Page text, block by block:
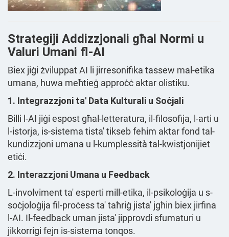
Strategiji Addizzjonali għal Normi u
Valuri Umani fl-AI
Biex jiġi żviluppat AI li jirresonifika tassew mal-etika
umana, huwa meħtieġ approċċ aktar olistiku.
1. Integrazzjoni ta' Data Kulturali u Soċjali
Billi l-AI jiġi espost għal-letteratura, il-filosofija, l-arti u
l-istorja, is-sistema tista' tikseb fehim aktar fond tal-
kundizzjoni umana u l-kumplessità tal-kwistjonijiet
etiċi.
2. Interazzjoni Umana u Feedback
L-involviment ta' esperti mill-etika, il-psikoloġija u s-
soċjoloġija fil-proċess ta' taħriġ jista' jgħin biex jirfina
l-AI. Il-feedback uman jista' jipprovdi sfumaturi u
jikkorrigi fejn is-sistema tonqos.